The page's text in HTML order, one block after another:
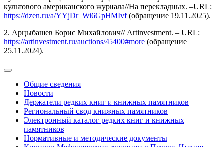
культового американского журнала//На перекладных. –URL:
https://dzen.ru/a/YYjDr_Wi6GpHMIvf(обращение 19.11.2025).
2. Арцыбашев Борис Михайлович// Аrtinvestment. – URL:
https://artinvestment.ru/auctions/45400#more (обращение
25.11.2024).
Общие сведения
Новости
Держатели редких книг и книжных памятников
Региональный свод книжных памятников
Электронный каталог редких книг и книжных
памятников
Нормативные и методические документы